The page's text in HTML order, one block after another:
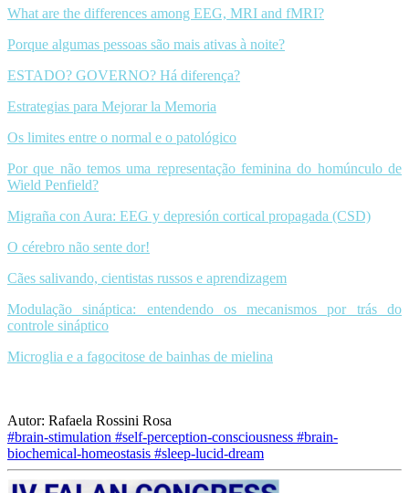
What are the differences among EEG, MRI and fMRI?
Porque algumas pessoas são mais ativas à noite?
ESTADO? GOVERNO? Há diferença?
Estrategias para Mejorar la Memoria
Os limites entre o normal e o patológico
Por que não temos uma representação feminina do homúnculo de
Wield Penfield?
Migraña con Aura: EEG y depresión cortical propagada (CSD)
O cérebro não sente dor!
Cães salivando, cientistas russos e aprendizagem
Modulação sináptica: entendendo os mecanismos por trás do
controle sináptico
Microglia e a fagocitose de bainhas de mielina
Autor: Rafaela Rossini Rosa
#brain-stimulation #self-perception-consciousness #brain-
biochemical-homeostasis #sleep-lucid-dream